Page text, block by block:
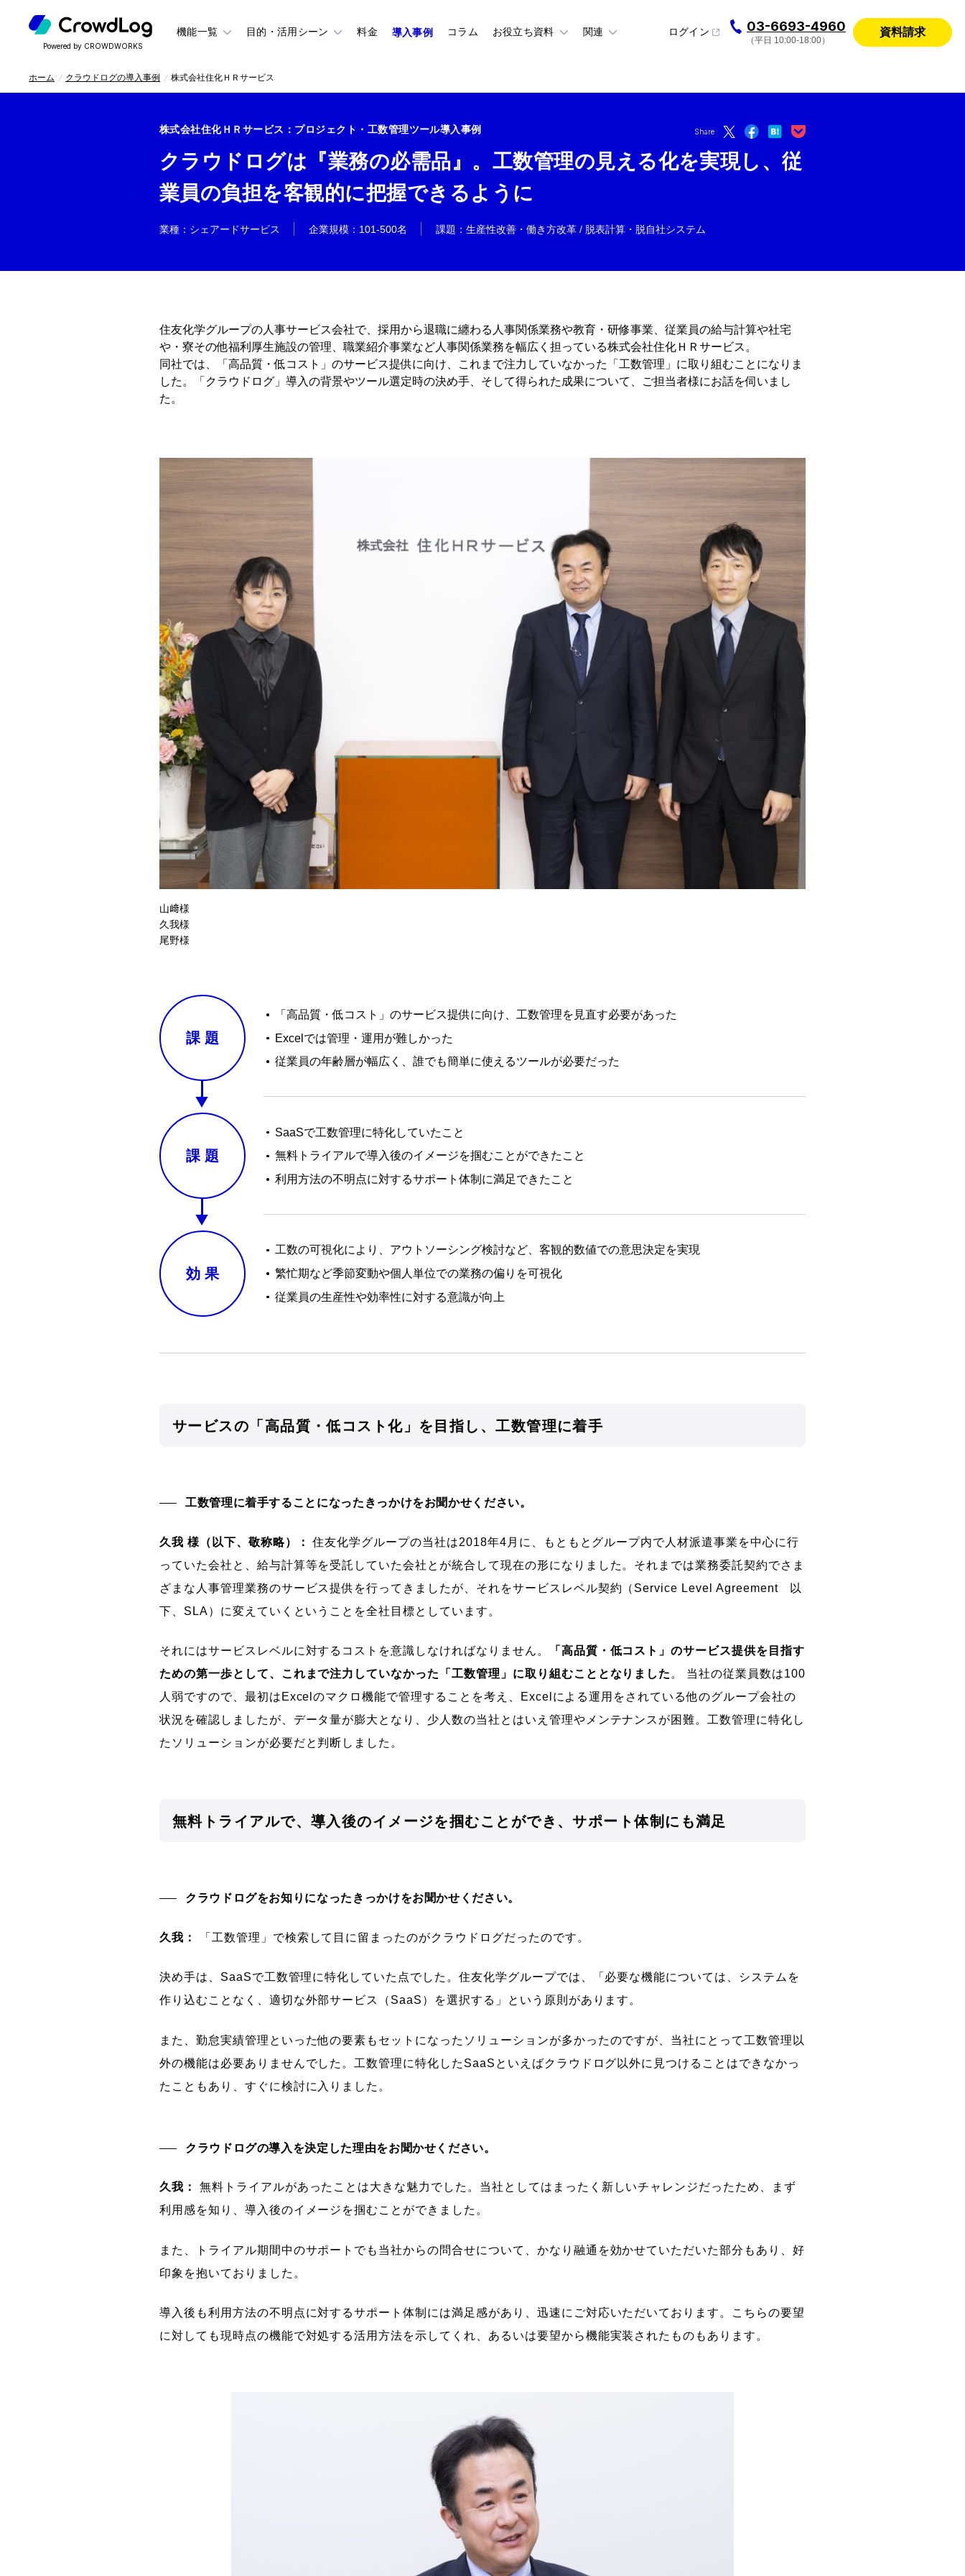
Powered by CROWDWORKS
機能一覧 目的・活用シーン 料金 コラム お役立ち資料 関連 ログイン 03-6693-4960
（平日 10:00-18:00）
資料請求
ホーム クラウドログの導入事例 株式会社住化ＨＲサービス
株式会社住化ＨＲサービス ：プロジェクト・工数管理ツール導入事例
クラウドログは『業務の必需品』。工数管理の見える化を実現し、従
業員の負担を客観的に把握できるように
業種 ： シェアードサービス 企業規模 ： 101-500名 課題 ： 生産性改善・働き方改革 / 脱表計算・脱自社システム
Share
住友化学グループの人事サービス会社で、採用から退職に纏わる人事関係業務や教育・研修事業、従業員の給与計算や社宅
や・寮その他福利厚生施設の管理、職業紹介事業など人事関係業務を幅広く担っている株式会社住化ＨＲサービス。
同社では、「高品質・低コスト」のサービス提供に向け、これまで注力していなかった「工数管理」に取り組むことになりま
した。「クラウドログ」導入の背景やツール選定時の決め手、そして得られた成果について、ご担当者様にお話を伺いまし
た。
山﨑様
久我様
尾野様
課 題
「高品質・低コスト」のサービス提供に向け、工数管理を見直す必要があった
Excelでは管理・運用が難しかった
従業員の年齢層が幅広く、誰でも簡単に使えるツールが必要だった
課 題
SaaSで工数管理に特化していたこと
無料トライアルで導入後のイメージを掴むことができたこと
利用方法の不明点に対するサポート体制に満足できたこと
効 果
工数の可視化により、アウトソーシング検討など、客観的数値での意思決定を実現
繁忙期など季節変動や個人単位での業務の偏りを可視化
従業員の生産性や効率性に対する意識が向上
サービスの「高品質・低コスト化」を目指し、工数管理に着手
工数管理に着手することになったきっかけをお聞かせください。
久我 様（以下、敬称略）：
住友化学グループの当社は2018年4月に、もともとグループ内で人材派遣事業を中心に行
っていた会社と、給与計算等を受託していた会社とが統合して現在の形になりました。それまでは業務委託契約でさま
ざまな人事管理業務のサービス提供を行ってきましたが、それをサービスレベル契約（Service Level Agreement 以
下、SLA）に変えていくということを全社目標としています。
それにはサービスレベルに対するコストを意識しなければなりません。
「高品質・低コスト」のサービス提供を目指す
ための第一歩として、これまで注力していなかった「工数管理」に取り組むこととなりました。 当社の従業員数は100
人弱ですので、最初はExcelのマクロ機能で管理することを考え、Excelによる運用をされている他のグループ会社の
状況を確認しましたが、データ量が膨大となり、少人数の当社とはいえ管理やメンテナンスが困難。工数管理に特化し
たソリューションが必要だと判断しました。
無料トライアルで、導入後のイメージを掴むことができ、サポート体制にも満足
クラウドログをお知りになったきっかけをお聞かせください。
久我： 「工数管理」で検索して目に留まったのがクラウドログだったのです。
決め手は、SaaSで工数管理に特化していた点でした。住友化学グループでは、「必要な機能については、システムを
作り込むことなく、適切な外部サービス（SaaS）を選択する」という原則があります。
また、勤怠実績管理といった他の要素もセットになったソリューションが多かったのですが、当社にとって工数管理以
外の機能は必要ありませんでした。工数管理に特化したSaaSといえばクラウドログ以外に見つけることはできなかっ
たこともあり、すぐに検討に入りました。
クラウドログの導入を決定した理由をお聞かせください。
久我：
無料トライアルがあったことは大きな魅力でした。当社としてはまったく新しいチャレンジだったため、まず
利用感を知り、導入後のイメージを掴むことができました。
また、トライアル期間中のサポートでも当社からの問合せについて、かなり融通を効かせていただいた部分もあり、好
印象を抱いておりました。
導入後も利用方法の不明点に対するサポート体制には満足感があり、迅速にご対応いただいております。こちらの要望
に対しても現時点の機能で対処する活用方法を示してくれ、あるいは要望から機能実装されたものもあります。